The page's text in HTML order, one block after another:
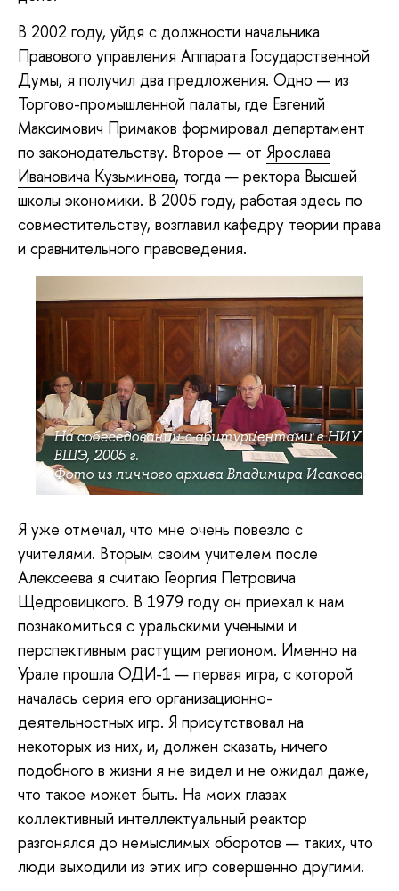
В 2002 году, уйдя с должности начальника
Правового управления Аппарата Государственной
Думы, я получил два предложения. Одно — из
Торгово-промышленной палаты, где Евгений
Максимович Примаков формировал департамент
по законодательству. Второе — от Ярослава
Ивановича Кузьминова, тогда — ректора Высшей
школы экономики. В 2005 году, работая здесь по
совместительству, возглавил кафедру теории права
и сравнительного правоведения.
На собеседовании с абитуриентами в НИУ
ВШЭ, 2005 г.
Фото из личного архива Владимира Исакова
Я уже отмечал, что мне очень повезло с
учителями. Вторым своим учителем после
Алексеева я считаю Георгия Петровича
Щедровицкого. В 1979 году он приехал к нам
познакомиться с уральскими учеными и
перспективным растущим регионом. Именно на
Урале прошла ОДИ-1 — первая игра, с которой
началась серия его организационно-
деятельностных игр. Я присутствовал на
некоторых из них, и, должен сказать, ничего
подобного в жизни я не видел и не ожидал даже,
что такое может быть. На моих глазах
коллективный интеллектуальный реактор
разгонялся до немыслимых оборотов — таких, что
люди выходили из этих игр совершенно другими.